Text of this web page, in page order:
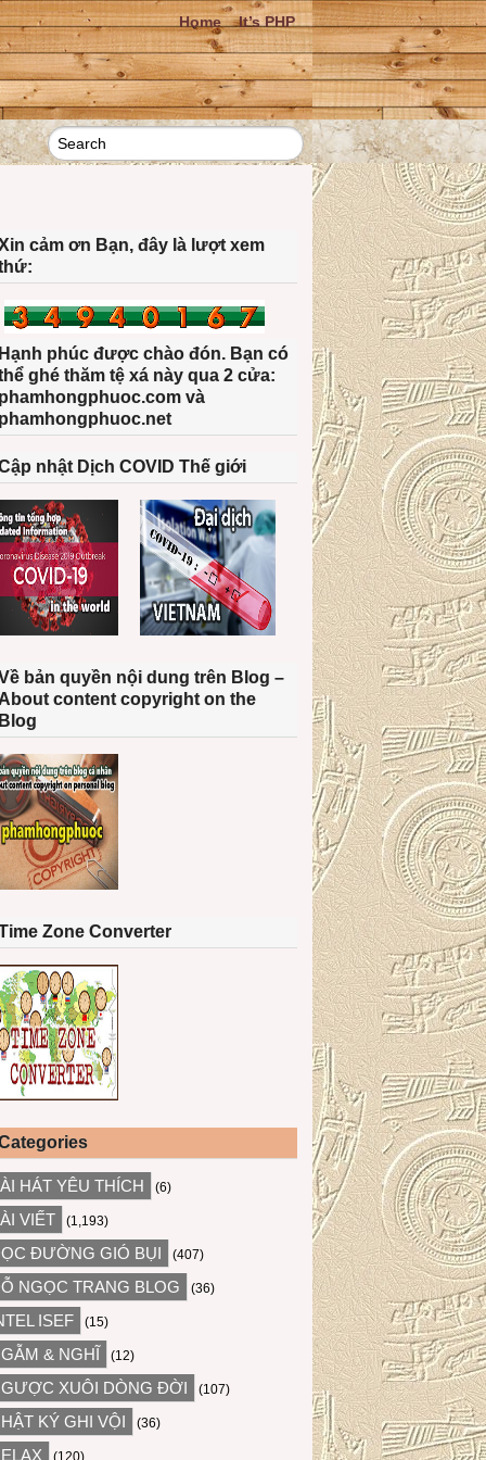
Home It’s PHP
cảm ơn Bạn, đây là lượt xem
phúc được chào đón. Bạn có
ghé thăm tệ xá này qua 2 cửa:
và
nhật Dịch COVID Thế giới
bản quyền nội dung trên Blog –
content copyright on the
Zone Converter
HÁT YÊU THÍCH (6)
VIẾT (1,193)
ĐƯỜNG GIÓ BỤI (407)
NGỌC TRANG BLOG (36)
ISEF (15)
& NGHĨ (12)
XUÔI DÒNG ĐỜI (107)
KÝ GHI VỘI (36)
(120)